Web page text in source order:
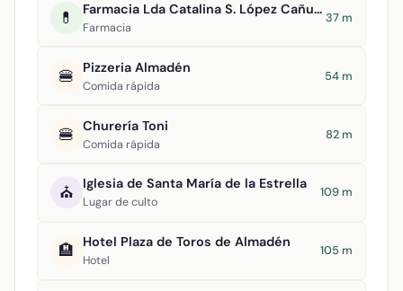
💊 Farmacia Lda Catalina S. López Cañuelo
Farmacia
37 m
🍔 Pizzeria Almadén
Comida rápida
54 m
🍔 Churería Toni
Comida rápida
82 m
⛪ Iglesia de Santa María de la Estrella
Lugar de culto
109 m
🏨 Hotel Plaza de Toros de Almadén
Hotel
105 m